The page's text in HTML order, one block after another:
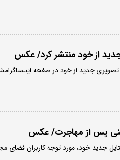
از خود منتشر کرد/ عکس
تصویری جدید از خود در صفحه
پس از مهاجرت/ عکس
جدید خود، مورد توجه کاربران فضای